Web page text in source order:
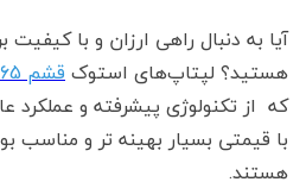
آیا به دنبال راهی ارزان و با کیفیت
هستید؟ لپتاپ‌های استوکقشم 365
که از تکنولوژی پیشرفته و عملکرد
با قیمتی بسیار بهینه تر و مناسب
هستند.